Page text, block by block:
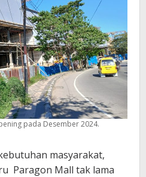
pada Desember 2024.
masyarakat,
Paragon Mall tak lama